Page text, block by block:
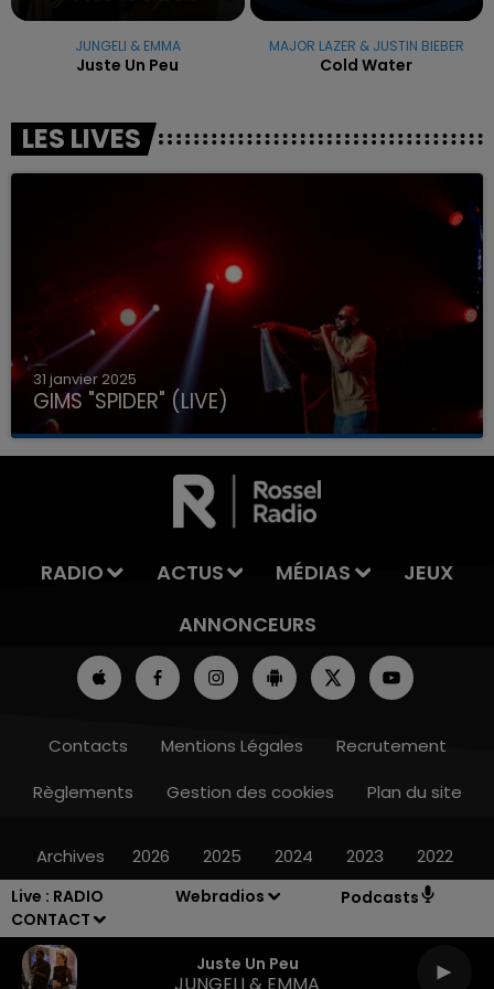
Live : RADIO
CONTACT
Webradios Podcasts
Juste Un Peu
JUNGELI & EMMA
JUNGELI & EMMA
Juste Un Peu
MAJOR LAZER & JUSTIN BIEBER
Cold Water
LES LIVES
31 janvier 2025
GIMS "SPIDER" (LIVE)
RADIO ACTUS MÉDIAS
JEUX
ANNONCEURS
Contacts Mentions Légales
Recrutement
Règlements
Gestion des cookies Plan du site
Archives 2026 2025 2024 2023 2022